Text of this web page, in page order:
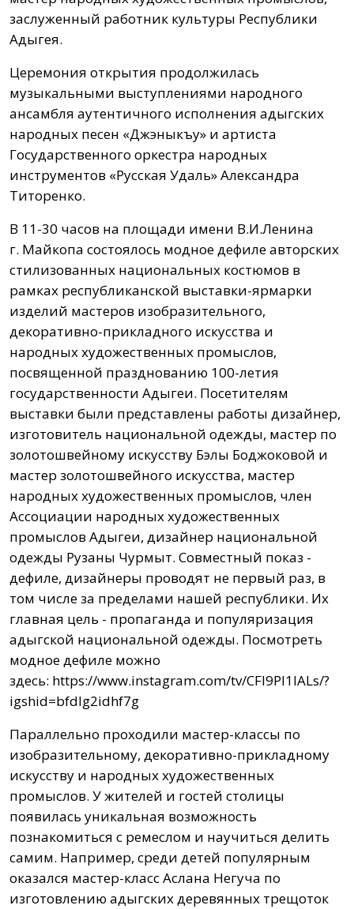
заслуженный работник культуры Республики
Адыгея.
Церемония открытия продолжилась
музыкальными выступлениями народного
ансамбля аутентичного исполнения адыгских
народных песен «Джэныкъу» и артиста
Государственного оркестра народных
инструментов «Русская Удаль» Александра
Титоренко.
В 11-30 часов на площади имени В.И.Ленина
г. Майкопа состоялось модное дефиле авторских
стилизованных национальных костюмов в
рамках республиканской выставки-ярмарки
изделий мастеров изобразительного,
декоративно-прикладного искусства и
народных художественных промыслов,
посвященной празднованию 100-летия
государственности Адыгеи. Посетителям
выставки были представлены работы дизайнер,
изготовитель национальной одежды, мастер по
золотошвейному искусству Бэлы Боджоковой и
мастер золотошвейного искусства, мастер
народных художественных промыслов, член
Ассоциации народных художественных
промыслов Адыгеи, дизайнер национальной
одежды Рузаны Чурмыт. Совместный показ -
дефиле, дизайнеры проводят не первый раз, в
том числе за пределами нашей республики. Их
главная цель - пропаганда и популяризация
адыгской национальной одежды. Посмотреть
модное дефиле можно
здесь: https://www.instagram.com/tv/CFl9PI1lALs/?
igshid=bfdlg2idhf7g
Параллельно проходили мастер-классы по
изобразительному, декоративно-прикладному
искусству и народных художественных
промыслов. У жителей и гостей столицы
появилась уникальная возможность
познакомиться с ремеслом и научиться делить
самим. Например, среди детей популярным
оказался мастер-класс Аслана Негуча по
изготовлению адыгских деревянных трещоток